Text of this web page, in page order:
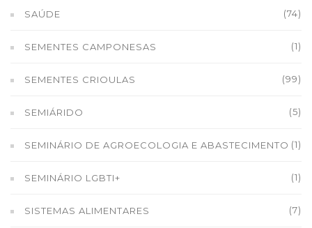
SAÚDE (74)
SEMENTES CAMPONESAS (1)
SEMENTES CRIOULAS (99)
SEMIÁRIDO (5)
SEMINÁRIO DE AGROECOLOGIA E ABASTECIMENTO (1)
SEMINÁRIO LGBTI+ (1)
SISTEMAS ALIMENTARES (7)